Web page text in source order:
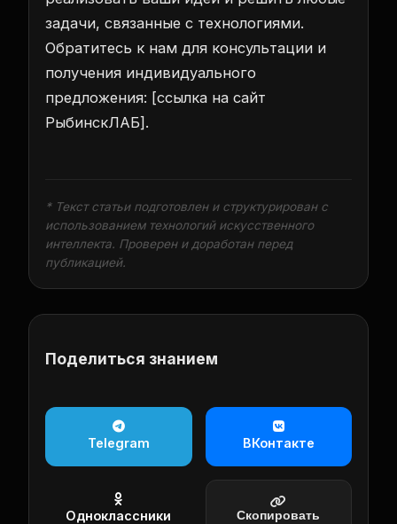
задачи, связанные с технологиями.
Обратитесь к нам для консультации и
получения индивидуального
предложения: [ссылка на сайт
РыбинскЛАБ].
* Текст статьи подготовлен и структурирован с
использованием технологий искусственного
интеллекта. Проверен и доработан перед
публикацией.
Поделиться знанием
Telegram ВКонтакте
Одноклассники Скопировать